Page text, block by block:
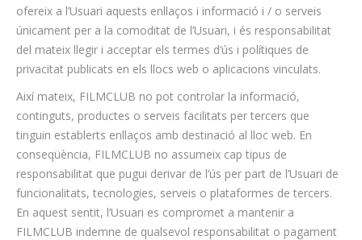
ofereix a l’Usuari aquests enllaços i informació i / o serveis
únicament per a la comoditat de l’Usuari, i és responsabilitat
del mateix llegir i acceptar els termes d’ús i polítiques de
privacitat publicats en els llocs web o aplicacions vinculats.
Així mateix, FILMCLUB no pot controlar la informació,
continguts, productes o serveis facilitats per tercers que
tinguin establerts enllaços amb destinació al lloc web. En
conseqüència, FILMCLUB no assumeix cap tipus de
responsabilitat que pugui derivar de l’ús per part de l’Usuari de
funcionalitats, tecnologies, serveis o plataformes de tercers.
En aquest sentit, l’Usuari es compromet a mantenir a
FILMCLUB indemne de qualsevol responsabilitat o pagament